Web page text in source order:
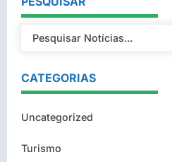
CATEGORIAS
Uncategorized
Turismo